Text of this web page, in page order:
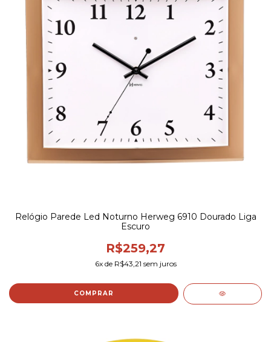
Relógio Parede Led Noturno Herweg 6910 Dourado Liga
Escuro
R$259,27
6x de R$43,21 sem juros